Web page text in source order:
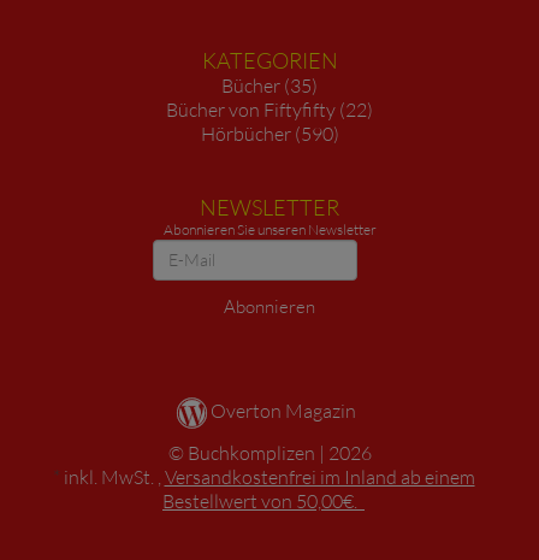
KATEGORIEN
Bücher (35)
Bücher von Fiftyfifty (22)
Hörbücher (590)
NEWSLETTER
Abonnieren Sie unseren Newsletter
Newsletter
Abonnieren
Overton Magazin
Buchkomplizen
2026
* inkl. MwSt. , Versandkostenfrei im Inland ab einem
Bestellwert von 50,00€.